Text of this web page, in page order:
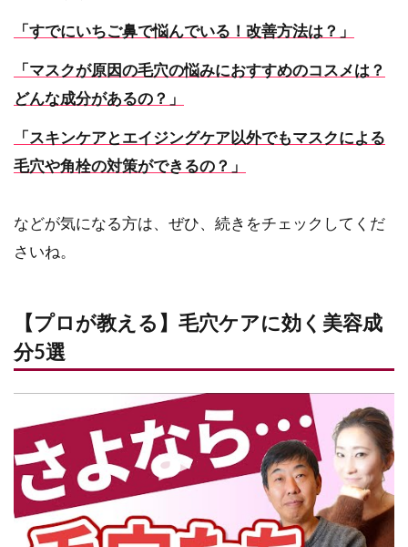
「すでにいちご鼻で悩んでいる！改善方法は？」
「マスクが原因の毛穴の悩みにおすすめのコスメは？
どんな成分があるの？」
「スキンケアとエイジングケア以外でもマスクによる
毛穴や角栓の対策ができるの？」
などが気になる方は、ぜひ、続きをチェックしてくだ
さいね。
【プロが教える】毛穴ケアに効く美容成
分5選